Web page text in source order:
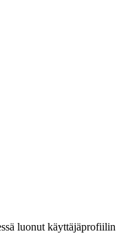
luonut käyttäjäprofiilin